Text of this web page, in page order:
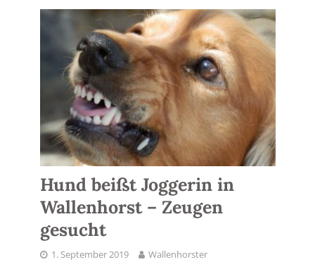
Hund beißt Joggerin in
Wallenhorst – Zeugen
gesucht
1. September 2019
Wallenhorster